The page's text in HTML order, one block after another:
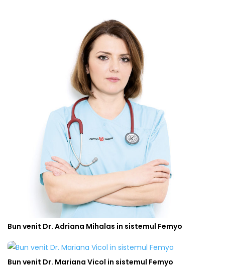
Bun venit Dr. Adriana Mihalas in sistemul Femyo
Bun venit Dr. Mariana Vicol in sistemul Femyo